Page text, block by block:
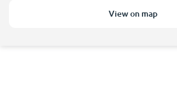
View on map